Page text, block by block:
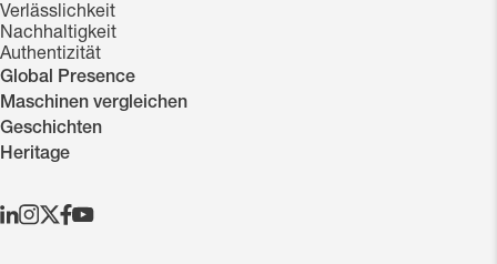
Verlässlichkeit
Nachhaltigkeit
Authentizität
Global Presence
Maschinen vergleichen
Geschichten
Heritage